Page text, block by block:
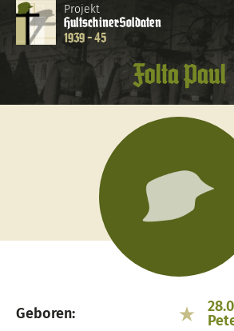
Projekt
HultschinerSoldaten
1939 - 45
Folta Paul
Geboren: